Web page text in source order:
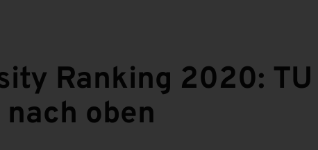
Ranking 2020: TU
oben